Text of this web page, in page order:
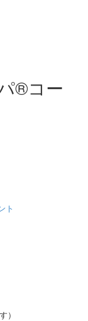
®コー
ト
）